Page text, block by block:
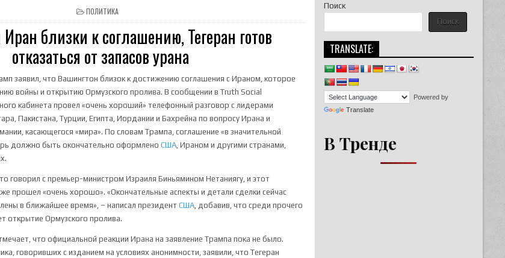
POSTED IN
ПОЛИТИКА
близки к соглашению, Тегеран готов
отказаться от запасов урана
заявил, что Вашингтон близок к достижению соглашения с Ираном, которое
войны и открытию Ормузского пролива. В сообщении в Truth Social
кабинета провел «очень хороший» телефонный разговор с лидерами
Пакистана, Турции, Египта, Иордании и Бахрейна по вопросу Ирана и
касающегося «мира». По словам Трампа, соглашение «в значительной
должно быть окончательно оформленоСША, Ираном и другими странами,
говорил с премьер-министром Израиля Биньямином Нетаниягу, и этот
прошел «очень хорошо». «Окончательные аспекты и детали сделки сейчас
в ближайшее время», – написал президентСША, добавив, что среди прочего
открытие Ормузского пролива.
что официальной реакции Ирана на заявление Трампа пока не было.
говоривших с изданием на условиях анонимности, заявили, что Тегеран
Поиск
Поиск
TRANSLATE:
Powered by
Translate
В Тренде